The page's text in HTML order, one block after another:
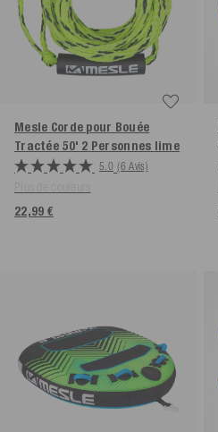
Mesle Corde pour Bouée
Tractée 50' 2 Personnes lime
5.0 (6 Avis)
22,99 €